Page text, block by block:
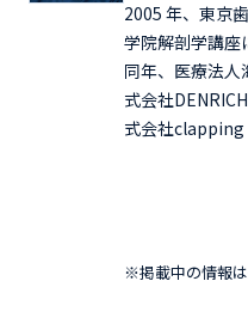
2005 年、東京
学院解剖学講座
同年、医療法
式会社
式会社clapping
※掲載中の情報は